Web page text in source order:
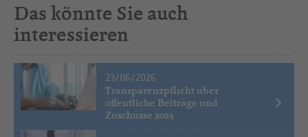
Das könnte Sie auch
interessieren
23/06/2026
Transparenzpflicht über
öffentliche Beiträge und
Zuschüsse 2025